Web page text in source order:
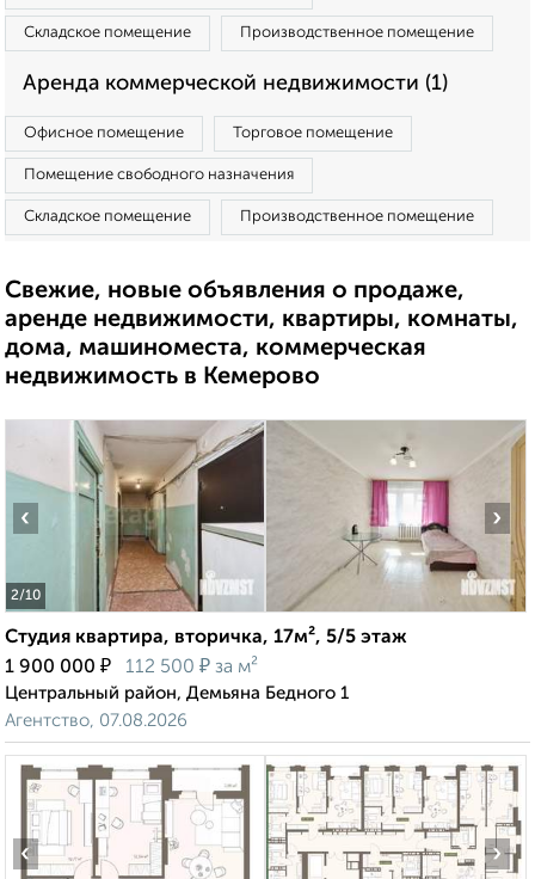
Складское помещение Производственное помещение
Аренда коммерческой недвижимости (1)
Офисное помещение Торговое помещение
Помещение свободного назначения
Складское помещение Производственное помещение
Свежие, новые объявления о продаже,
аренде недвижимости, квартиры, комнаты,
дома, машиноместа, коммерческая
недвижимость в Кемерово
2/10
‹ ›
Студия квартира, вторичка, 17м², 5/5 этаж
1 900 000 ₽ 112 500 ₽ за м²
Центральный район, Демьяна Бедного 1
Агентство, 07.08.2026
‹ ›